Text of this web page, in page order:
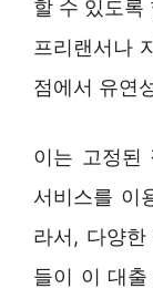
할 수 있도록
프리랜서나
점에서 유연
이는 고정된
서비스를 이
라서, 다양
들이 이 대